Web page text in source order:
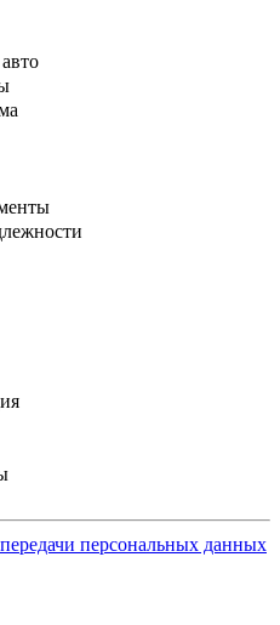
персональных данных